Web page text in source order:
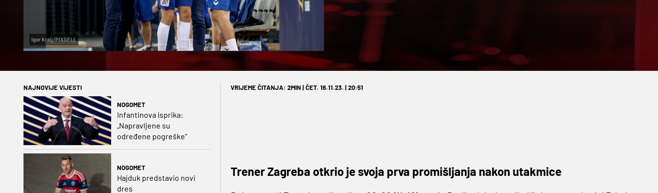
Igor Kralj/PIXSELL
NAJNOVIJE VIJESTI
NOGOMET
Infantinova isprika:
„Napravljene su
određene pogreške“
NOGOMET
Hajduk predstavio novi
dres
VRIJEME ČITANJA: 2MIN | ČET. 16.11.23. | 20:51
Trener Zagreba otkrio je svoja prva promišljanja nakon utakmice